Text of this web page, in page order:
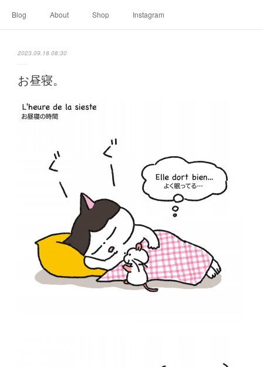
Blog About Shop Instagram
2023.09.18 08:30
お昼寝。